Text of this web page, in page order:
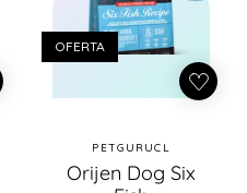
OFERTA
Proveedor:
PETGURUCL
Orijen Dog Six